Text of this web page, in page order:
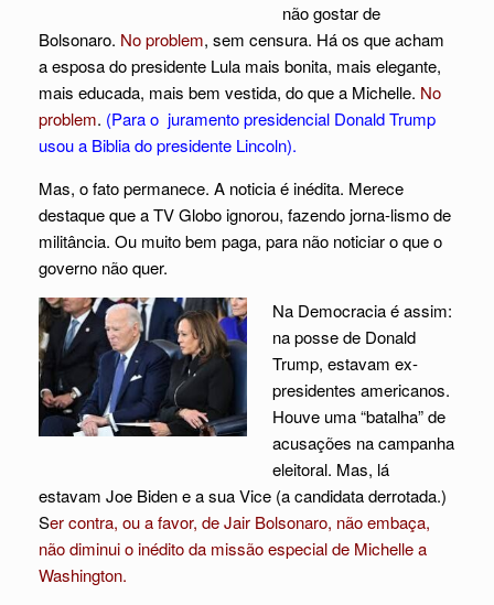
não gostar de
Bolsonaro. No problem, sem censura. Há os que acham
a esposa do presidente Lula mais bonita, mais elegante,
mais educada, mais bem vestida, do que a Michelle. No
problem. (Para o juramento presidencial Donald Trump
usou a Biblia do presidente Lincoln).
Mas, o fato permanece. A noticia é inédita. Merece
destaque que a TV Globo ignorou, fazendo jorna-lismo de
militância. Ou muito bem paga, para não noticiar o que o
governo não quer.
Na Democracia é assim:
na posse de Donald
Trump, estavam ex-
presidentes americanos.
Houve uma “batalha” de
acusações na campanha
eleitoral. Mas, lá
estavam Joe Biden e a sua Vice (a candidata derrotada.)
Ser contra, ou a favor, de Jair Bolsonaro, não embaça,
não diminui o inédito da missão especial de Michelle a
Washington.